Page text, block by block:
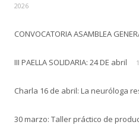
:2026
CONVOCATORIA ASAMBLEA
III PAELLA SOLIDARIA: 24 DE abril
Charla 16 de abril: La neuróloga
30 marzo: Taller práctico de